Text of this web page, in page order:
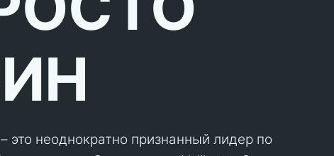
это неоднократно признанный лидер по